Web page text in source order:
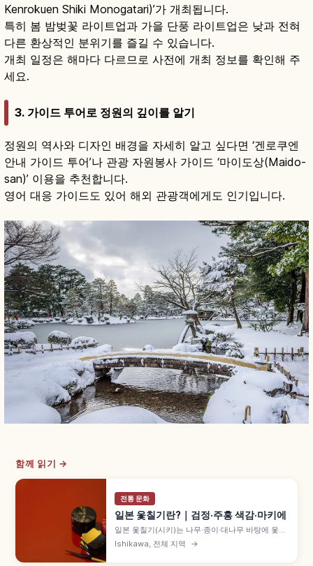
Kenrokuen Shiki Monogatari)’가 개최됩니다.
특히 봄 밤벚꽃 라이트업과 가을 단풍 라이트업은 낮과 전혀
다른 환상적인 분위기를 즐길 수 있습니다.
개최 일정은 해마다 다르므로 사전에 개최 정보를 확인해 주
세요.
3. 가이드 투어로 정원의 깊이를 알기
정원의 역사와 디자인 배경을 자세히 알고 싶다면 ‘겐로쿠엔
안내 가이드 투어’나 관광 자원봉사 가이드 ‘마이도상(Maido-
san)’ 이용을 추천합니다.
영어 대응 가이드도 있어 해외 관광객에게도 인기입니다.
함께 읽기 →
전통 문화
일본 옻칠기란?｜검정·주홍 색감·마키에
일본 옻칠기(시키)는 나무·종이·대나무 바탕에 옻나
무 수액을 여러 번 칠해 완성하는 전통 공예품으로,
국그릇·찬합·쟁반·다도구로 폭넓게 쓰입니다. 마키
에 금은 무늬, 친킨 금박 채움 등 장식 기법과 실용성
Ishikawa, 전체 지역 →